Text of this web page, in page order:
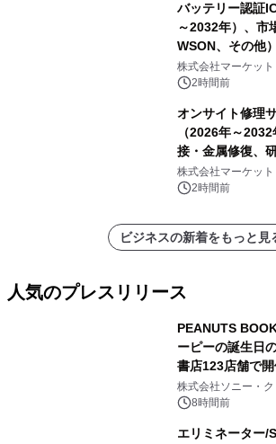
バッテリー認証
～2032年）、市
WSON、その他
表
株式会社マーケッ
2時間前
オンサイト修理
（2026年～
接・金属修復、
メント、その他
表
株式会社マーケッ
2時間前
ビジネスの新着をもっと見
人気のプレスリリース
PEANUTS
ーピーの誕生日
書店123店舗で開
株式会社ソニー・
8時間前
エリミネーター/